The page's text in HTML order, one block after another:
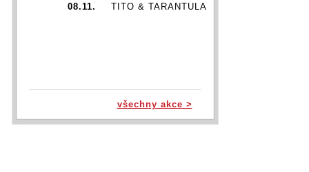
08.11.
TITO & TARANTULA
všechny akce >